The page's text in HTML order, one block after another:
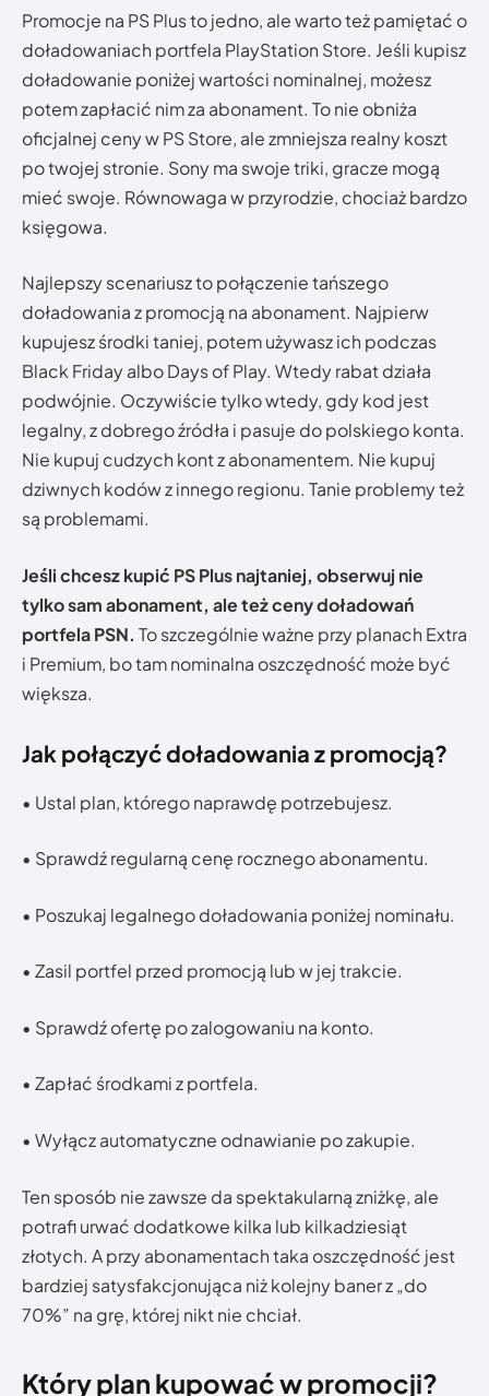
Promocje na PS Plus to jedno, ale warto też pamiętać o
doładowaniach portfela PlayStation Store. Jeśli kupisz
doładowanie poniżej wartości nominalnej, możesz
potem zapłacić nim za abonament. To nie obniża
oficjalnej ceny w PS Store, ale zmniejsza realny koszt
po twojej stronie. Sony ma swoje triki, gracze mogą
mieć swoje. Równowaga w przyrodzie, chociaż bardzo
księgowa.
Najlepszy scenariusz to połączenie tańszego
doładowania z promocją na abonament. Najpierw
kupujesz środki taniej, potem używasz ich podczas
Black Friday albo Days of Play. Wtedy rabat działa
podwójnie. Oczywiście tylko wtedy, gdy kod jest
legalny, z dobrego źródła i pasuje do polskiego konta.
Nie kupuj cudzych kont z abonamentem. Nie kupuj
dziwnych kodów z innego regionu. Tanie problemy też
są problemami.
Jeśli chcesz kupić PS Plus najtaniej, obserwuj nie
tylko sam abonament, ale też ceny doładowań
portfela PSN. To szczególnie ważne przy planach Extra
i Premium, bo tam nominalna oszczędność może być
większa.
Jak połączyć doładowania z promocją?
• Ustal plan, którego naprawdę potrzebujesz.
• Sprawdź regularną cenę rocznego abonamentu.
• Poszukaj legalnego doładowania poniżej nominału.
• Zasil portfel przed promocją lub w jej trakcie.
• Sprawdź ofertę po zalogowaniu na konto.
• Zapłać środkami z portfela.
• Wyłącz automatyczne odnawianie po zakupie.
Ten sposób nie zawsze da spektakularną zniżkę, ale
potrafi urwać dodatkowe kilka lub kilkadziesiąt
złotych. A przy abonamentach taka oszczędność jest
bardziej satysfakcjonująca niż kolejny baner z „do
70%” na grę, której nikt nie chciał.
Który plan kupować w promocji?